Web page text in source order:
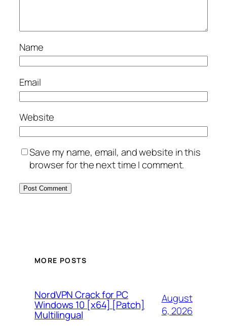
Name
Email
Website
Save my name, email, and website in this
browser for the next time I comment.
MORE POSTS
NordVPN Crack for PC
Windows 10 [x64] [Patch]
Multilingual
August
6, 2026